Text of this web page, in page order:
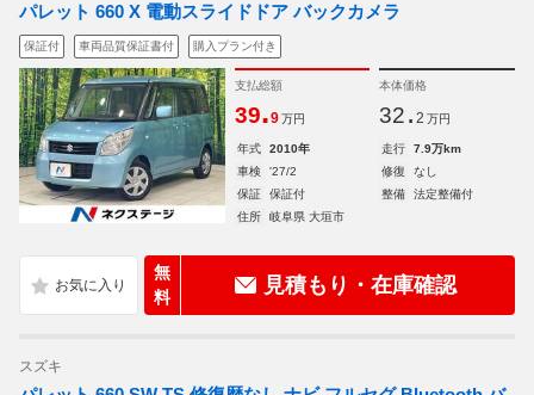
パレット 660 X 電動スライドドア バックカメラ
保証付 車両品質保証書付 購入プラン付き
支払総額
39.9 万円
本体価格
32. 2 万円
年式 2010年 走行
7.9万km
車検
'27/2 修復
なし
保証
保証付 整備
法定整備付
住所
岐阜県 大垣市
無
料
見積もり・在庫確認
スズキ